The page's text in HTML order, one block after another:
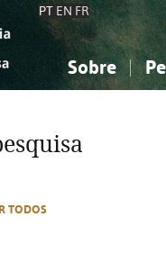
PT EN FR
Sobre
Ciências sociais...
Ciências sociais...
TODOS